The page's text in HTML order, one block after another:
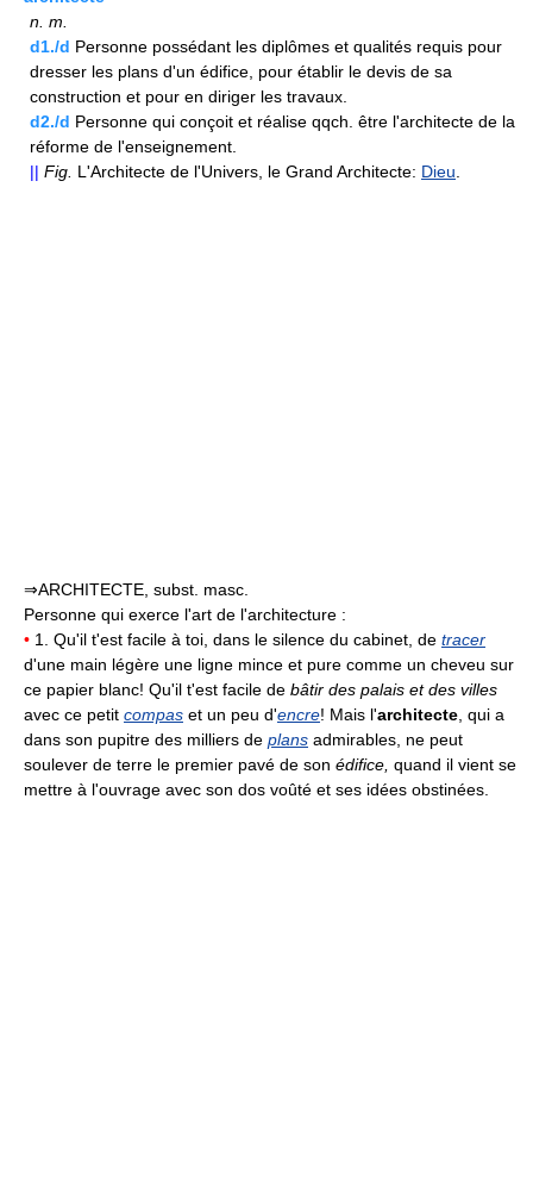
n. m.
d1./d Personne possédant les diplômes et qualités requis pour
dresser les plans d'un édifice, pour établir le devis de sa
construction et pour en diriger les travaux.
d2./d Personne qui conçoit et réalise qqch. être l'architecte de la
réforme de l'enseignement.
|| Fig. L'Architecte de l'Univers, le Grand Architecte: Dieu
⇒ARCHITECTE, subst. masc.
Personne qui exerce l'art de l'architecture :
• 1. Qu'il t'est facile à toi, dans le silence du cabinet, de tracer
d'une main légère une ligne mince et pure comme un cheveu sur
ce papier blanc! Qu'il t'est facile de bâtir des palais et des villes
avec ce petit compas et un peu d'encre! Mais l'architecte , qui a
dans son pupitre des milliers de plans admirables, ne peut
soulever de terre le premier pavé de son édifice, quand il vient se
mettre à l'ouvrage avec son dos voûté et ses idées obstinées.